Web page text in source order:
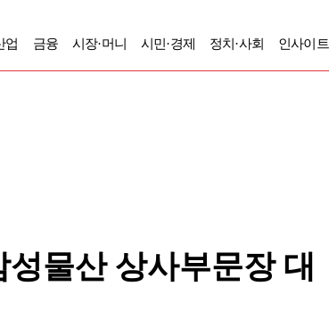
업 금융 시장·머니 시민·경제 정치·사회 인사이트
물산 상사부문장 대